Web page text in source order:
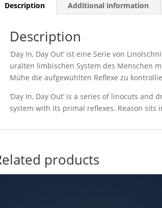
Description Additional information
Description
’Day In, Day Out’ ist eine Serie von
uralten limbischen System des Menschen
Mühe die aufgewühlten Reflexe zu
‘Day In, Day Out’ is a series of linocuts
system with its primal reflexes. Reason
products